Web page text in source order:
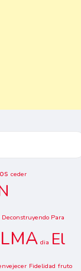
ceder
Deconstruyendo Para
dia El
Fidelidad fruto